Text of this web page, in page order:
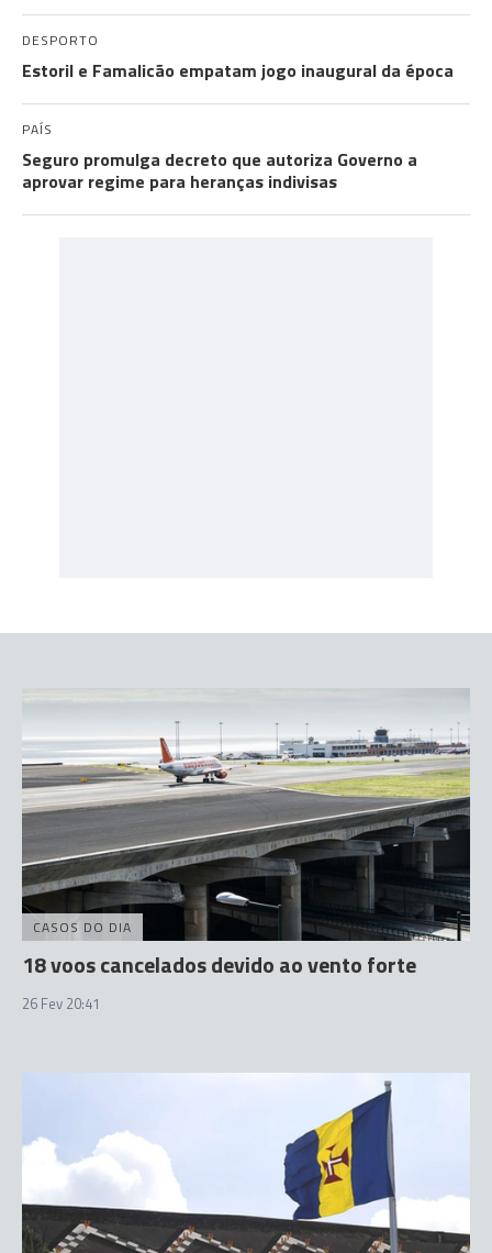
DESPORTO
Estoril e Famalicão empatam jogo inaugural da época
PAÍS
Seguro promulga decreto que autoriza Governo a
aprovar regime para heranças indivisas
CASOS DO DIA
18 voos cancelados devido ao vento forte
26 Fev 20:41